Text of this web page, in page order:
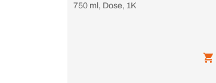
750 ml, Dose, 1K